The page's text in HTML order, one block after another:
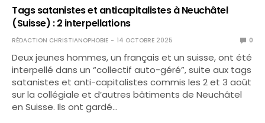
Tags satanistes et anticapitalistes à Neuchâtel
(Suisse) : 2 interpellations
RÉDACTION CHRISTIANOPHOBIE 14 OCTOBRE 2025 0
Deux jeunes hommes, un français et un suisse, ont été
interpellé dans un “collectif auto-géré”, suite aux tags
satanistes et anti-capitalistes commis les 2 et 3 août
sur la collégiale et d’autres bâtiments de Neuchâtel
en Suisse. Ils ont gardé…